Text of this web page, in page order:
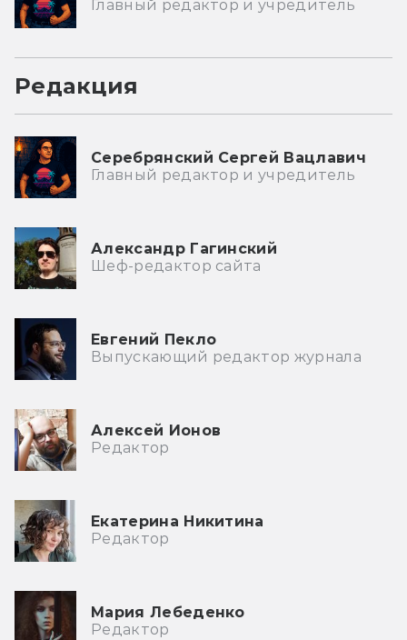
Главный редактор и учредитель
Редакция
Серебрянский Сергей Вацлавич
Главный редактор и учредитель
Александр Гагинский
Шеф-редактор сайта
Евгений Пекло
Выпускающий редактор журнала
Алексей Ионов
Редактор
Екатерина Никитина
Редактор
Мария Лебеденко
Редактор